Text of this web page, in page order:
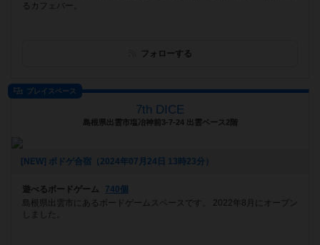
るカフェバー。
フォローする
プレイスペース
7th DICE
島根県出雲市塩冶神前3-7-24 出雲ベース2階
[NEW] ボドゲ合宿（2024年07月24日 13時23分）
遊べるボードゲーム
740個
島根県出雲市にあるボードゲームスペースです。 2022年8月にオープン
しました。